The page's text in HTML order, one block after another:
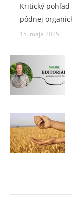
Kritický
pôdnej
15. mája 2025